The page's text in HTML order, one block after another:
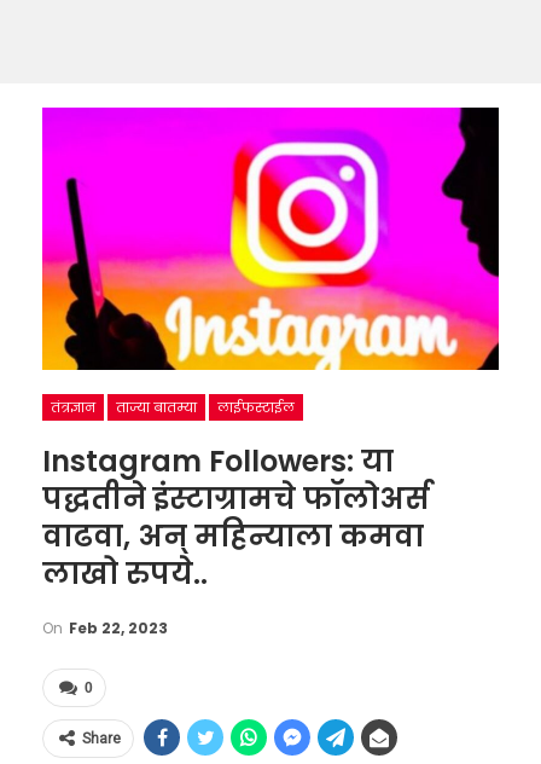
तंत्रज्ञान ताज्या बातम्या लाईफस्टाईल
Instagram Followers: या
पद्धतीने इंस्टाग्रामचे फॉलोअर्स
वाढवा, अन् महिन्याला कमवा
लाखो रुपये..
On Feb 22, 2023
0
Share